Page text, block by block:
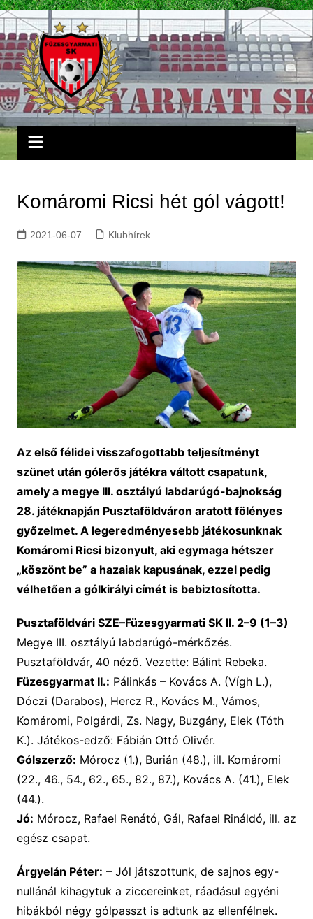
Skip
to
content
Komáromi Ricsi hét gól vágott!
2021-06-07 Klubhírek
Az első félidei visszafogottabb teljesítményt
szünet után gólerős játékra váltott csapatunk,
amely a megye III. osztályú labdarúgó-bajnokság
28. játéknapján Pusztaföldváron aratott fölényes
győzelmet. A legeredményesebb játékosunknak
Komáromi Ricsi bizonyult, aki egymaga hétszer
„köszönt be” a hazaiak kapusának, ezzel pedig
vélhetően a gólkirályi címét is bebiztosította.
Pusztaföldvári SZE–Füzesgyarmati SK II. 2–9 (1–3)
Megye III. osztályú labdarúgó-mérkőzés.
Pusztaföldvár, 40 néző. Vezette: Bálint Rebeka.
Füzesgyarmat II.: Pálinkás – Kovács A. (Vígh L.),
Dóczi (Darabos), Hercz R., Kovács M., Vámos,
Komáromi, Polgárdi, Zs. Nagy, Buzgány, Elek (Tóth
K.). Játékos-edző: Fábián Ottó Olivér.
Gólszerző: Mórocz (1.), Burián (48.), ill. Komáromi
(22., 46., 54., 62., 65., 82., 87.), Kovács A. (41.), Elek
(44.).
Jó: Mórocz, Rafael Renátó, Gál, Rafael Rináldó, ill. az
egész csapat.
Árgyelán Péter: – Jól játszottunk, de sajnos egy-
nullánál kihagytuk a ziccereinket, ráadásul egyéni
hibákból négy gólpasszt is adtunk az ellenfélnek.